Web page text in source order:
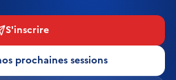
S'inscrire
prochaines sessions